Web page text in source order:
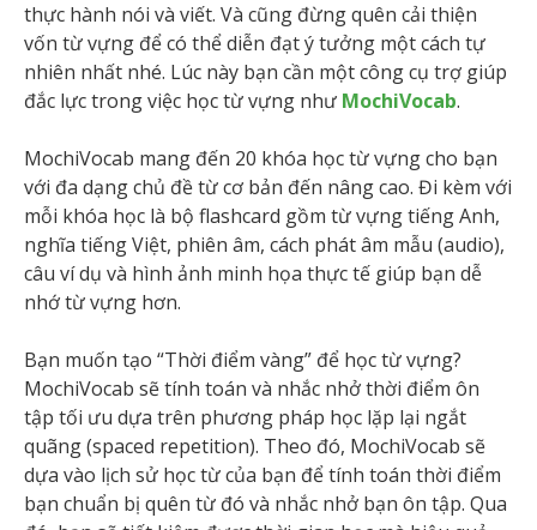
thực hành nói và viết. Và cũng đừng quên cải thiện
vốn từ vựng để có thể diễn đạt ý tưởng một cách tự
nhiên nhất nhé. Lúc này bạn cần một công cụ trợ giúp
đắc lực trong việc học từ vựng như MochiVocab.
MochiVocab mang đến 20 khóa học từ vựng cho bạn
với đa dạng chủ đề từ cơ bản đến nâng cao. Đi kèm với
mỗi khóa học là bộ flashcard gồm từ vựng tiếng Anh,
nghĩa tiếng Việt, phiên âm, cách phát âm mẫu (audio),
câu ví dụ và hình ảnh minh họa thực tế giúp bạn dễ
nhớ từ vựng hơn.
Bạn muốn tạo “Thời điểm vàng” để học từ vựng?
MochiVocab sẽ tính toán và nhắc nhở thời điểm ôn
tập tối ưu dựa trên phương pháp học lặp lại ngắt
quãng (spaced repetition). Theo đó, MochiVocab sẽ
dựa vào lịch sử học từ của bạn để tính toán thời điểm
bạn chuẩn bị quên từ đó và nhắc nhở bạn ôn tập. Qua